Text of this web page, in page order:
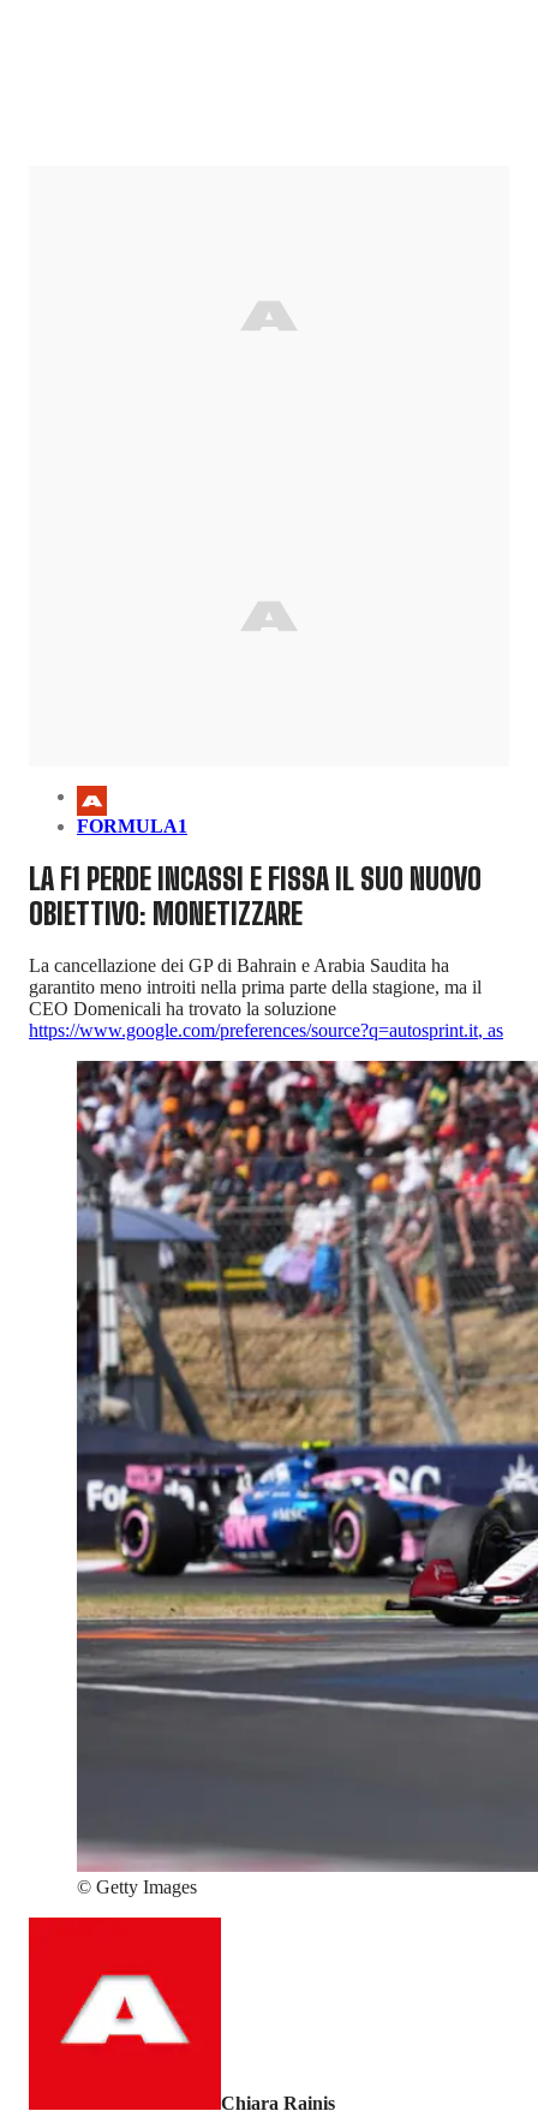
FORMULA1
LA F1 PERDE INCASSI E FISSA IL SUO NUOVO
OBIETTIVO: MONETIZZARE
La cancellazione dei GP di Bahrain e Arabia Saudita ha
garantito meno introiti nella prima parte della stagione, ma il
CEO Domenicali ha trovato la soluzione
https://www.google.com/preferences/source?q=autosprint.it, as
© Getty Images
Chiara Rainis